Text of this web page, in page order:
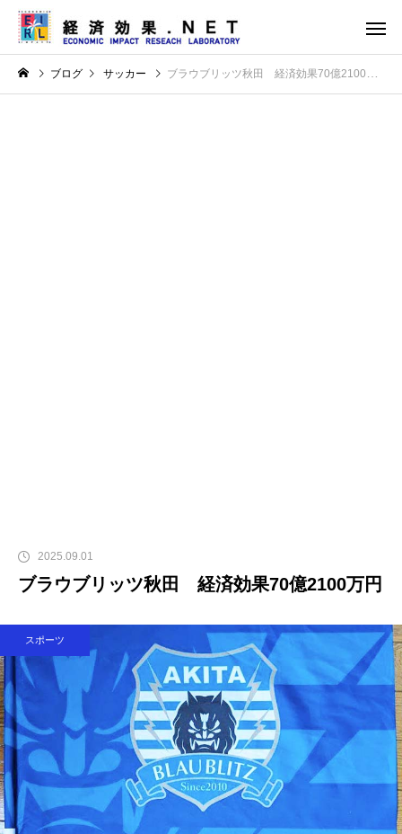
ブログ サッカー ブラウブリッツ秋田 経済効果70億2100万円
2025.09.01
ブラウブリッツ秋田 経済効果70億2100万円
スポーツ